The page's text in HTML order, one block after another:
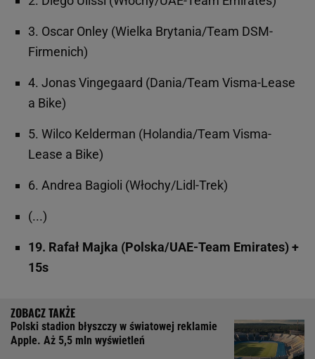
3. Oscar Onley (Wielka Brytania/Team DSM-
Firmenich)
4. Jonas Vingegaard (Dania/Team Visma-Lease
a Bike)
5. Wilco Kelderman (Holandia/Team Visma-
Lease a Bike)
6. Andrea Bagioli (Włochy/Lidl-Trek)
(...)
19. Rafał Majka (Polska/UAE-Team Emirates) +
15s
Polski stadion błyszczy w światowej reklamie
Apple. Aż 5,5 mln wyświetleń